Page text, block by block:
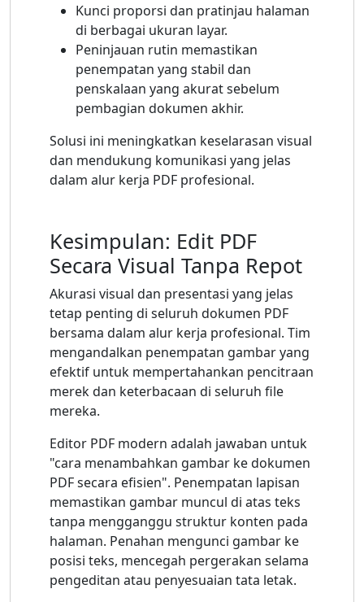
Kunci proporsi dan pratinjau halaman
di berbagai ukuran layar.
Peninjauan rutin memastikan
penempatan yang stabil dan
penskalaan yang akurat sebelum
pembagian dokumen akhir.
Solusi ini meningkatkan keselarasan visual
dan mendukung komunikasi yang jelas
dalam alur kerja PDF profesional.
Kesimpulan: Edit PDF
Secara Visual Tanpa Repot
Akurasi visual dan presentasi yang jelas
tetap penting di seluruh dokumen PDF
bersama dalam alur kerja profesional. Tim
mengandalkan penempatan gambar yang
efektif untuk mempertahankan pencitraan
merek dan keterbacaan di seluruh file
mereka.
Editor PDF modern adalah jawaban untuk
"cara menambahkan gambar ke dokumen
PDF secara efisien". Penempatan lapisan
memastikan gambar muncul di atas teks
tanpa mengganggu struktur konten pada
halaman. Penahan mengunci gambar ke
posisi teks, mencegah pergerakan selama
pengeditan atau penyesuaian tata letak.